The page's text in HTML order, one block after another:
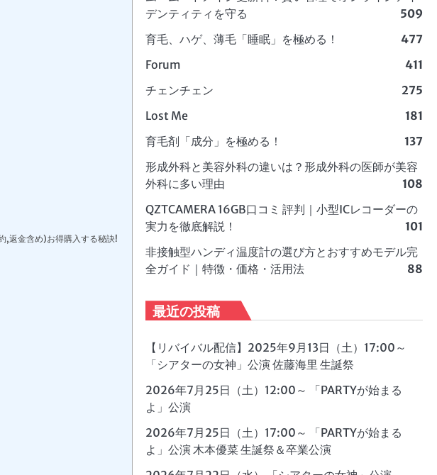
,返金含め)お得購入する秘訣!
デンティティを守る
509
育毛、ハゲ、薄毛「睡眠」を極める！
477
Forum
411
チェンチェン
275
Lost Me
181
育毛剤「成分」を極める！
137
形成外科と美容外科の違いは？形成外科の医師が美容
外科に多い理由
108
QZTCAMERA 16GB口コミ 評判｜小型ICレコーダーの
実力を徹底解説！
101
非接触型ハンディ温度計の選び方とおすすめモデル完
全ガイド｜特徴・価格・活用法
88
最近の投稿
【リバイバル配信】2025年9月13日（土）17:00～
「シアターの女神」公演 佐藤海里 生誕祭
2026年7月25日（土）12:00～ 「PARTYが始まる
よ」公演
2026年7月25日（土）17:00～ 「PARTYが始まる
よ」公演 木本優菜 生誕祭＆卒業公演